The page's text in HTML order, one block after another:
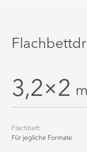
3,2×2 m
Flachbett
Für jegliche Formate